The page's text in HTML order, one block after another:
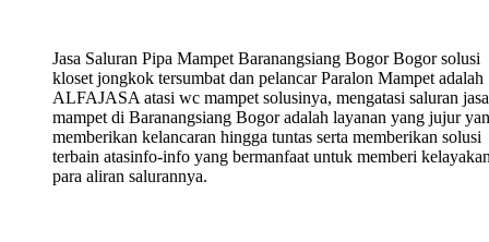
Jasa Saluran Pipa Mampet Baranangsiang Bogor Bogor solusi
kloset jongkok tersumbat dan pelancar Paralon Mampet adalah
ALFAJASA atasi wc mampet solusinya, mengatasi saluran jasa
mampet di Baranangsiang Bogor adalah layanan yang jujur
memberikan kelancaran hingga tuntas serta memberikan solusi
terbain atasinfo-info yang bermanfaat untuk memberi
para aliran salurannya.